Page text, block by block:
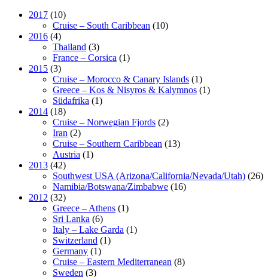
2017 (10)
Cruise – South Caribbean (10)
2016 (4)
Thailand (3)
France – Corsica (1)
2015 (3)
Cruise – Morocco & Canary Islands (1)
Greece – Kos & Nisyros & Kalymnos (1)
Südafrika (1)
2014 (18)
Cruise – Norwegian Fjords (2)
Iran (2)
Cruise – Southern Caribbean (13)
Austria (1)
2013 (42)
Southwest USA (Arizona/California/Nevada/Utah) (26)
Namibia/Botswana/Zimbabwe (16)
2012 (32)
Greece – Athens (1)
Sri Lanka (6)
Italy – Lake Garda (1)
Switzerland (1)
Germany (1)
Cruise – Eastern Mediterranean (8)
Sweden (3)